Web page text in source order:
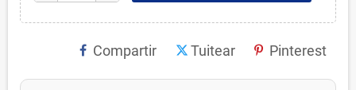
Compartir Tuitear Pinterest